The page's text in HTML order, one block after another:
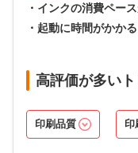
・インクの消費ペー
・起動に時間がかか
高評価が多い
印刷品質 印